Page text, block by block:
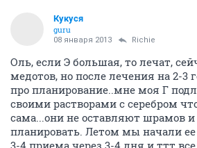
Кукуся
guru
08 января 2013 Richie
Оль, если Э большая, то лечат,
медотов, но после лечения на 2-3
про планирование..мне моя Г
своими растворами с серебром
сама...они не оставляют шрамов
планировать. Летом мы начали
3-4 приема через 3-4 дня и ттт